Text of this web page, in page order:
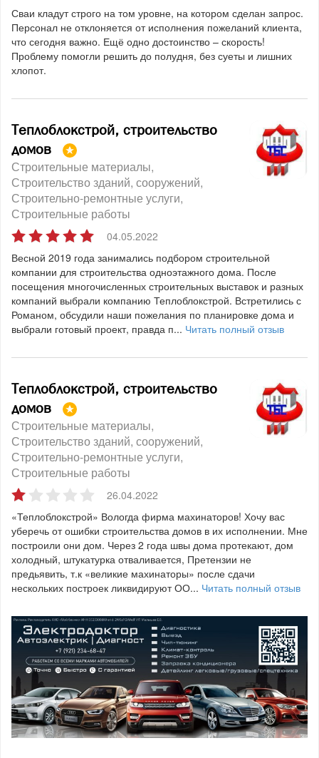
Сваи кладут строго на том уровне, на котором сделан запрос.
Персонал не отклоняется от исполнения пожеланий клиента,
что сегодня важно. Ещё одно достоинство – скорость!
Проблему помогли решить до полудня, без суеты и лишних
хлопот.
Теплоблокстрой, cтроительство
домов
Строительные материалы
Строительство зданий, сооружений
Строительно-ремонтные услуги
Строительные работы
04.05.2022
Весной 2019 года занимались подбором строительной
компании для строительства одноэтажного дома. После
посещения многочисленных строительных выставок и разных
компаний выбрали компанию Теплоблокстрой. Встретились с
Романом, обсудили наши пожелания по планировке дома и
выбрали готовый проект, правда п... Читать полный отзыв
Теплоблокстрой, cтроительство
домов
Строительные материалы
Строительство зданий, сооружений
Строительно-ремонтные услуги
Строительные работы
26.04.2022
«Теплоблокстрой» Вологда фирма махинаторов! Хочу вас
уберечь от ошибки строительства домов в их исполнении. Мне
построили они дом. Через 2 года швы дома протекают, дом
холодный, штукатурка отваливается, Претензии не
предьявить, т.к «великие махинаторы» после сдачи
нескольких построек ликвидируют ОО... Читать полный отзыв